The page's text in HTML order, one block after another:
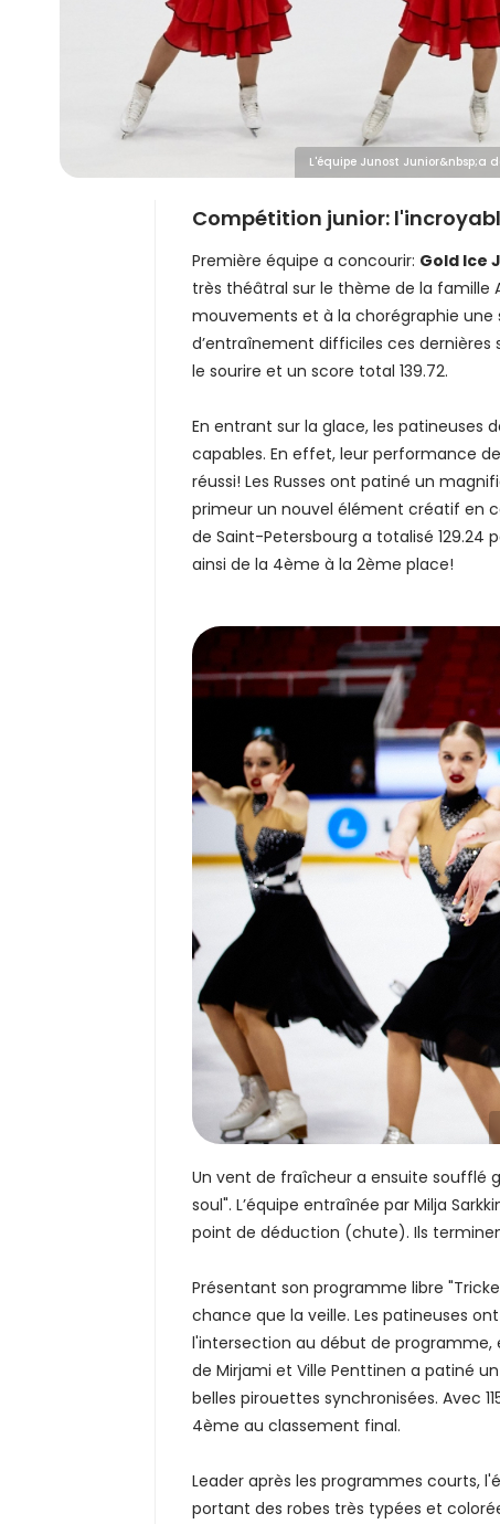
L'équipe Junost Junior&nbsp;a
Compétition junior:
Première équipe a concourir: Gold Ice
très théâtral sur le thème de la famille
mouvements et à la chorégraphie une
d’entraînement difficiles ces
le sourire et un score total 139.72.
En entrant sur la glace, les patineuses
capables. En effet, leur performance
réussi! Les Russes ont patiné un
primeur un nouvel élément créatif en
de Saint-Petersbourg a totalisé 129.24
ainsi de la 4ème à la 2ème place!
Un vent de fraîcheur a ensuite soufflé
soul". L’équipe entraînée par Milja
point de déduction (chute). Ils
Présentant son programme libre
chance que la veille. Les patineuses
l'intersection au début de programme,
de Mirjami et Ville Penttinen a patiné
belles pirouettes synchronisées. Avec
4ème au classement final.
Leader après les programmes courts,
portant des robes très typées et